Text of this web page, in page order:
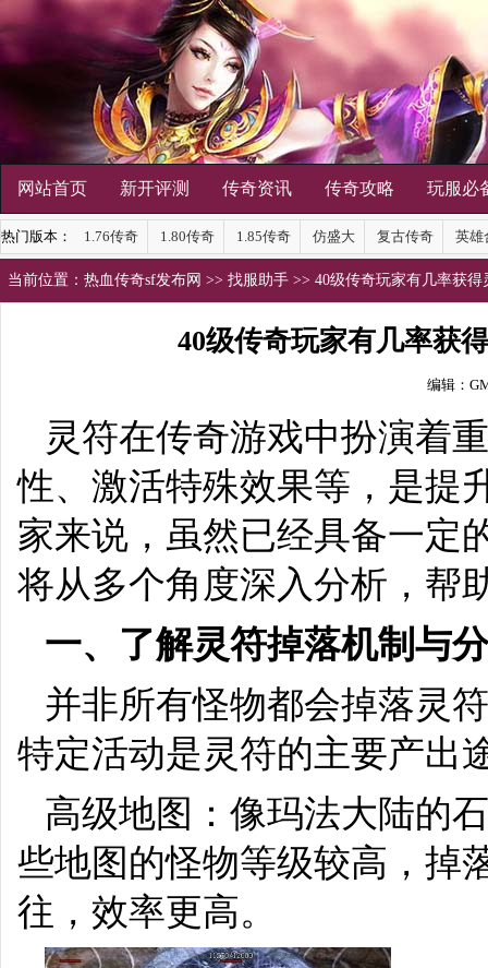
网站首页 新开评测 传奇资讯 传奇攻略 玩服必
热门版本： 1.76传奇 1.80传奇 1.85传奇 仿盛大 复古传奇 英雄
当前位置： 热血传奇sf发布网 >> 找服助手 >> 40级传奇玩家有几率获
40级传奇玩家有几率获
编辑：
灵符在传奇游戏中扮演着
性、激活特殊效果等，是提
家来说，虽然已经具备一定
将从多个角度深入分析，帮
一、了解灵符掉落机制与
并非所有怪物都会掉落灵
特定活动是灵符的主要产出
高级地图：像玛法大陆的
些地图的怪物等级较高，掉
往，效率更高。